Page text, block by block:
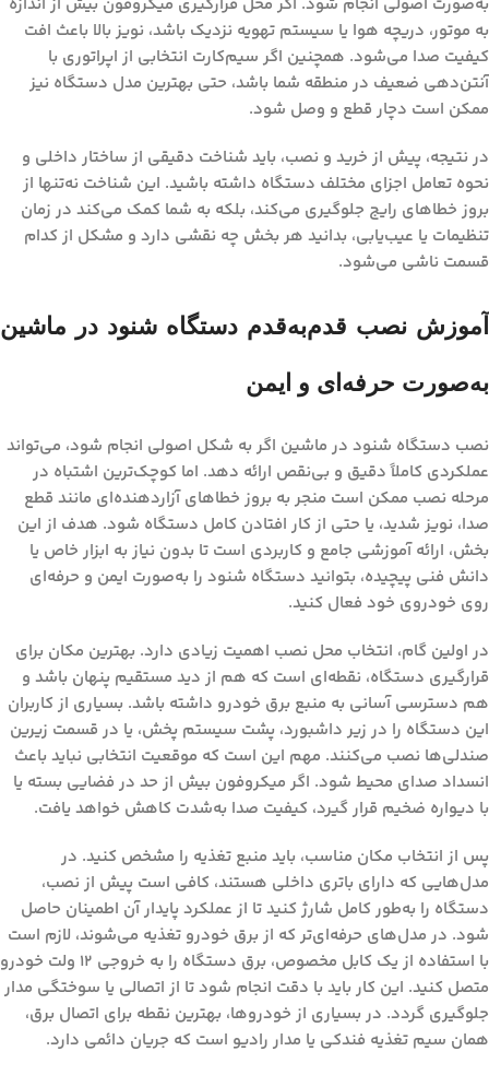
به موتور، دریچه هوا یا سیستم تهویه نزدیک باشد، نویز بالا باعث افت
کیفیت صدا می‌شود. همچنین اگر سیم‌کارت انتخابی از اپراتوری با
آنتن‌دهی ضعیف در منطقه شما باشد، حتی بهترین مدل دستگاه نیز
ممکن است دچار قطع و وصل شود.
در نتیجه، پیش از خرید و نصب، باید شناخت دقیقی از ساختار داخلی و
نحوه تعامل اجزای مختلف دستگاه داشته باشید. این شناخت نه‌تنها از
بروز خطاهای رایج جلوگیری می‌کند، بلکه به شما کمک می‌کند در زمان
تنظیمات یا عیب‌یابی، بدانید هر بخش چه نقشی دارد و مشکل از کدام
قسمت ناشی می‌شود.
آموزش نصب قدم‌به‌قدم دستگاه شنود در ماشین
به‌صورت حرفه‌ای و ایمن
نصب دستگاه شنود در ماشین اگر به شکل اصولی انجام شود، می‌تواند
عملکردی کاملاً دقیق و بی‌نقص ارائه دهد. اما کوچک‌ترین اشتباه در
مرحله نصب ممکن است منجر به بروز خطاهای آزاردهنده‌ای مانند قطع
صدا، نویز شدید، یا حتی از کار افتادن کامل دستگاه شود. هدف از این
بخش، ارائه آموزشی جامع و کاربردی است تا بدون نیاز به ابزار خاص یا
دانش فنی پیچیده، بتوانید دستگاه شنود را به‌صورت ایمن و حرفه‌ای
روی خودروی خود فعال کنید.
در اولین گام، انتخاب محل نصب اهمیت زیادی دارد. بهترین مکان برای
قرارگیری دستگاه، نقطه‌ای است که هم از دید مستقیم پنهان باشد و
هم دسترسی آسانی به منبع برق خودرو داشته باشد. بسیاری از کاربران
این دستگاه را در زیر داشبورد، پشت سیستم پخش، یا در قسمت زیرین
صندلی‌ها نصب می‌کنند. مهم این است که موقعیت انتخابی نباید باعث
انسداد صدای محیط شود. اگر میکروفون بیش از حد در فضایی بسته یا
با دیواره ضخیم قرار گیرد، کیفیت صدا به‌شدت کاهش خواهد یافت.
پس از انتخاب مکان مناسب، باید منبع تغذیه را مشخص کنید. در
مدل‌هایی که دارای باتری داخلی هستند، کافی است پیش از نصب،
دستگاه را به‌طور کامل شارژ کنید تا از عملکرد پایدار آن اطمینان حاصل
شود. در مدل‌های حرفه‌ای‌تر که از برق خودرو تغذیه می‌شوند، لازم است
با استفاده از یک کابل مخصوص، برق دستگاه را به خروجی ۱۲ ولت خودرو
متصل کنید. این کار باید با دقت انجام شود تا از اتصالی یا سوختگی مدار
جلوگیری گردد. در بسیاری از خودروها، بهترین نقطه برای اتصال برق،
همان سیم تغذیه فندکی یا مدار رادیو است که جریان دائمی دارد.